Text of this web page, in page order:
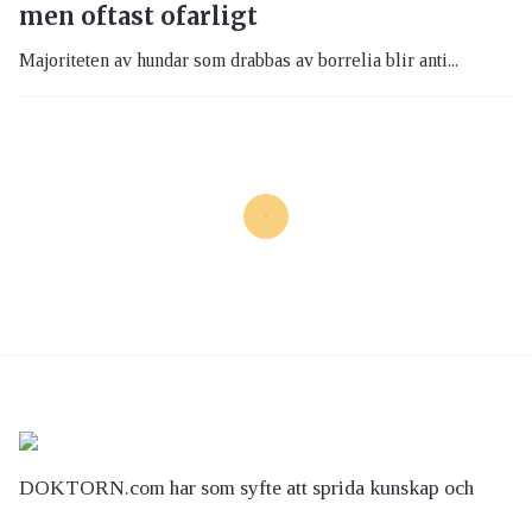
men oftast ofarligt
Majoriteten av hundar som drabbas av borrelia blir anti...
DOKTORN.com har som syfte att sprida kunskap och